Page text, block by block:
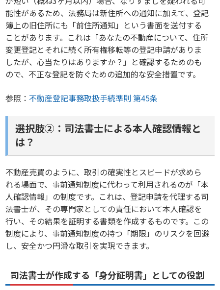
能性があるため、法務局は新住所への通知に加えて、登記
簿上の旧住所にも「前住所通知」という書面を送付する
ことがあります。これは「あなたの不動産について、住所
変更登記とそれに続く所有権移転等の登記申請がありま
したが、心当たりはありますか？」と確認するためのも
ので、不正な登記を防ぐための追加的な安全措置です。
参照： 不動産登記事務取扱手続準則 第45条
選択肢②：司法書士による本人確認情報と
は？
不動産売買のように、取引の確実性とスピードが求めら
れる場面で、事前通知制度に代わって利用されるのが「本
人確認情報」の制度です。これは、登記申請を代理する司
法書士が、その専門家としての責任において本人確認を
行い、その結果を証明する書類を作成するものです。この
制度により、事前通知制度の持つ「期限」のリスクを回避
し、安全かつ円滑な取引を実現できます。
司法書士が作成する「身分証明書」としての役割